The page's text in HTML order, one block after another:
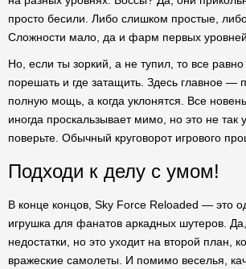
просто бесили. Либо слишком простые,
Сложности мало, да и фарм первых уровней
Но, если ты зоркий, а не тупил, то все
порешать и где затащить. Здесь главное —
полную мощь, а когда уклонятся. Все
иногда проскальзывает мимо, но это не так
поверьте. Обычный круговорот игрового
Подходи к делу с умом!
В конце концов, Sky Force Reloaded — это
игрушка для фанатов аркадных шутеров.
недостатки, но это уходит на второй план,
вражеские самолеты. И помимо веселья,